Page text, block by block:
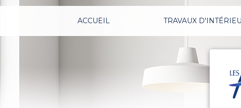
Aller
principal
ACCUEIL TRAVAUX